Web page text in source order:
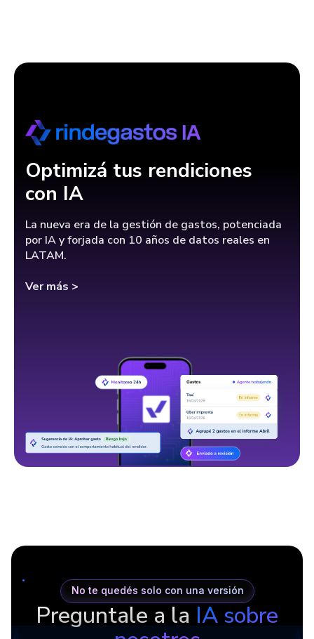
Optimizá tus rendiciones
con IA
La nueva era de la gestión de gastos, potenciada
por IA y forjada con 10 años de datos reales en
LATAM.
Ver más >
No te quedés solo con una versión
Preguntale a la IA sobre